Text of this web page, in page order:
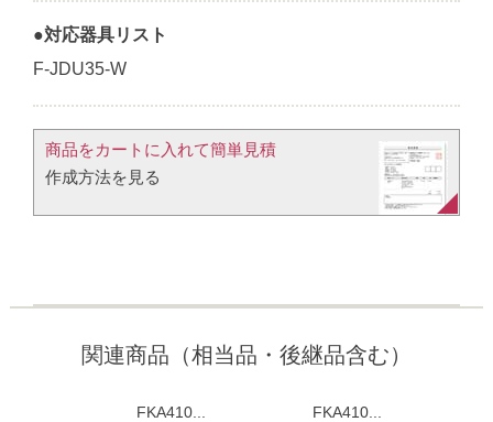
●対応器具リスト
F-JDU35-W
商品をカートに入れて簡単見積​
作成方法を見る​​
関連商品（相当品・後継品含む）
FKA410... FKA410...